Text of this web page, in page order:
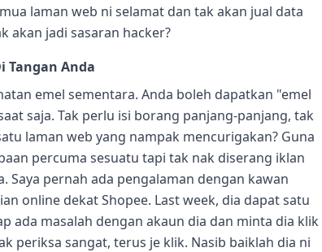
laman web ni selamat dan tak akan jual data
akan jadi sasaran hacker?
Tangan Anda
emel sementara. Anda boleh dapatkan "emel
saja. Tak perlu isi borang panjang-panjang, tak
laman web yang nampak mencurigakan? Guna
percuma sesuatu tapi tak nak diserang iklan
Saya pernah ada pengalaman dengan kawan
online dekat Shopee. Last week, dia dapat satu
ada masalah dengan akaun dia dan minta dia klik
periksa sangat, terus je klik. Nasib baiklah dia ni